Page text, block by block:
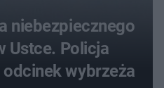
niebezpiecznego
Ustce. Policja
odcinek wybrzeża